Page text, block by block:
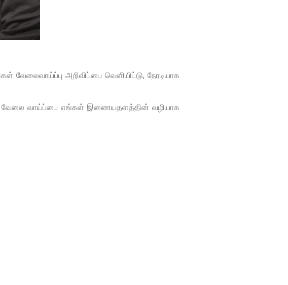
அறிவிப்பை வெளியிட்டு, நேரடியாக
வேலை வாய்ப்பை எங்கள் இணையதளத்தின் வழியாக